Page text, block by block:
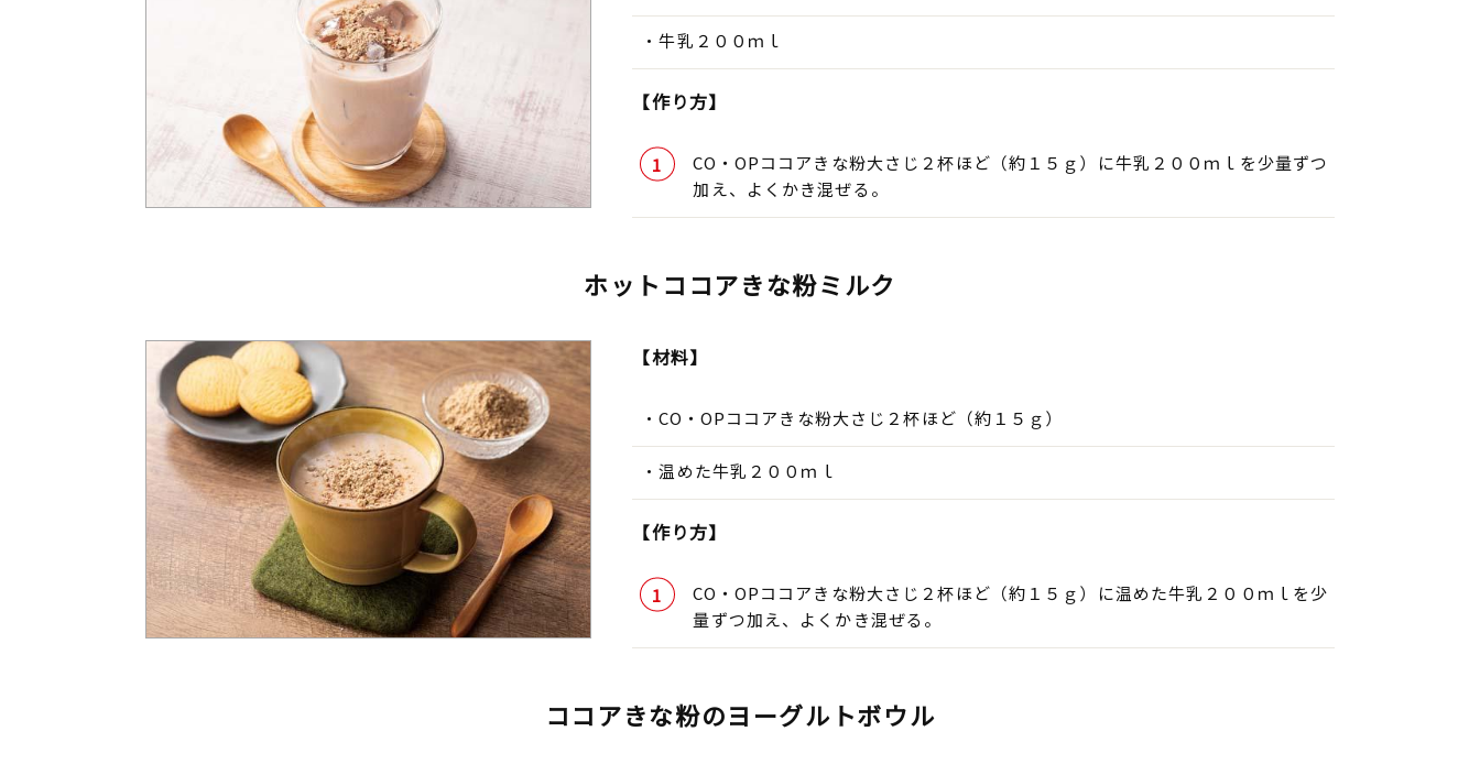
牛乳２００ｍｌ
【作り方】
CO・OPココアきな粉大さじ２杯ほど（約１５ｇ）に牛乳２００ｍｌを少量ずつ
加え、よくかき混ぜる。
ホットココアきな粉ミルク
【材料】
CO・OPココアきな粉大さじ２杯ほど（約１５ｇ）
温めた牛乳２００ｍｌ
【作り方】
CO・OPココアきな粉大さじ２杯ほど（約１５ｇ）に温めた牛乳２００ｍｌを少
量ずつ加え、よくかき混ぜる。
ココアきな粉のヨーグルトボウル